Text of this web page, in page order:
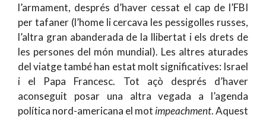
l’armament, després d’haver cessat el cap de l’FBI
per tafaner (l’home li cercava les pessigolles russes,
l’altra gran abanderada de la llibertat i els drets de
les persones del món mundial). Les altres aturades
del viatge també han estat molt significatives: Israel
i el Papa Francesc. Tot açò després d’haver
aconseguit posar una altra vegada a l’agenda
política nord-americana el mot impeachment. Aquest